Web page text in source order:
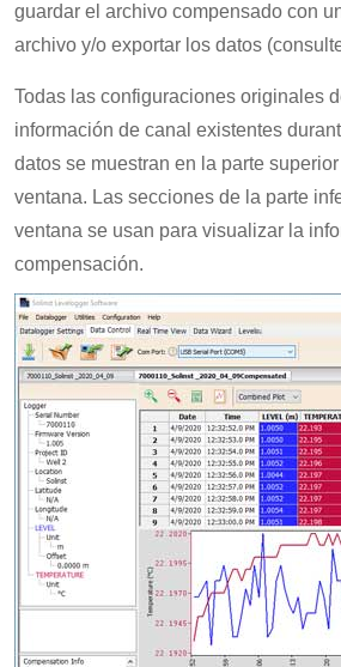
guardar el archivo compensado con
archivo y/o exportar los datos
Todas las configuraciones originales
información de canal existentes
datos se muestran en la parte
ventana. Las secciones de la parte
ventana se usan para visualizar la
compensación.